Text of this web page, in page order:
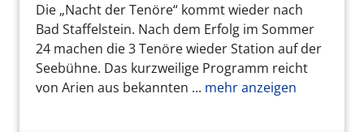
Die „Nacht der Tenöre“ kommt wieder nach
Bad Staffelstein. Nach dem Erfolg im Sommer
24 machen die 3 Tenöre wieder Station auf der
Seebühne. Das kurzweilige Programm reicht
von Arien aus bekannten ... mehr anzeigen